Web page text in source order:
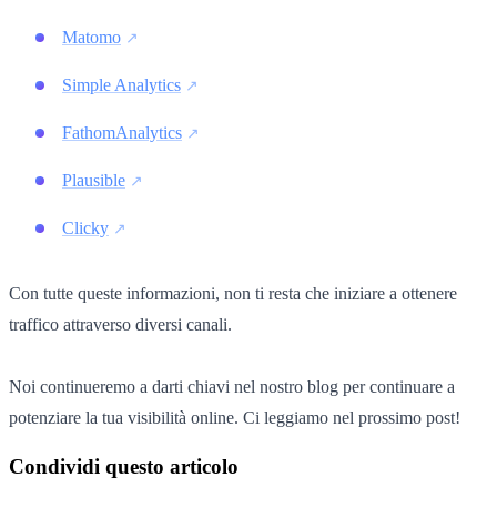
Matomo
Simple Analytics
FathomAnalytics
Plausible
Clicky
Con tutte queste informazioni, non ti resta che iniziare a ottenere
traffico attraverso diversi canali.
Noi continueremo a darti chiavi nel nostro blog per continuare a
potenziare la tua visibilità online. Ci leggiamo nel prossimo post!
Condividi questo articolo